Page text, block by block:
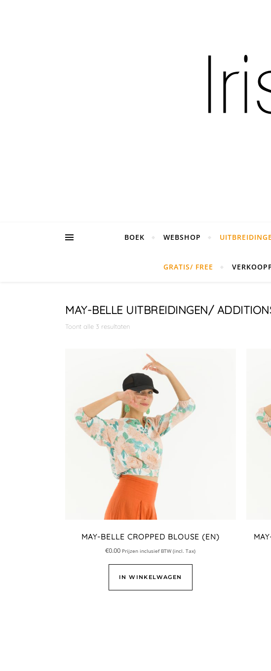
BOEK WEBSHOP
GRATIS/ FREE
MAY-BELLE UITBREIDINGEN/
Toont alle 3 resultaten
MAY-BELLE CROPPED BLOUSE (EN)
€0.00 Prijzen inclusief BTW (incl. Tax)
IN WINKELWAGEN